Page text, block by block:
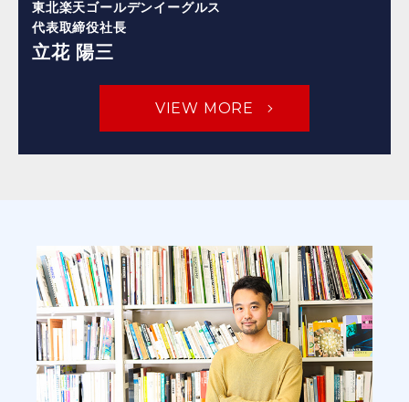
東北楽天ゴールデンイーグルス
代表取締役社長
立花 陽三
VIEW MORE